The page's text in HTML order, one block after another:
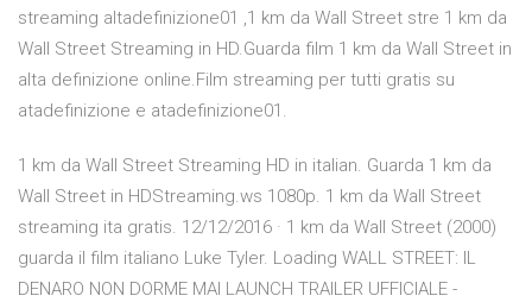
streaming altadefinizione01 ,1 km da Wall Street stre 1 km da
Wall Street Streaming in HD.Guarda film 1 km da Wall Street in
alta definizione online.Film streaming per tutti gratis su
atadefinizione e atadefinizione01.
1 km da Wall Street Streaming HD in italian. Guarda 1 km da
Wall Street in HDStreaming.ws 1080p. 1 km da Wall Street
streaming ita gratis. 12/12/2016 · 1 km da Wall Street (2000)
guarda il film italiano Luke Tyler. Loading WALL STREET: IL
DENARO NON DORME MAI LAUNCH TRAILER UFFICIALE -